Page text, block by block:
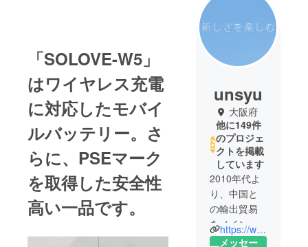
「SOLOVE-W5」
はワイヤレス充電
に対応したモバイ
ルバッテリー。さ
らに、PSEマーク
を取得した安全性
高い一品です。
unsyu
大阪府
他に149件
のプロジェ
クトを掲載
しています
2010年代よ
り、中国と
の輸出貿易
をメイン業
務として、
https://www.facebook.com/Unsyu-225446938330839/
メッセー